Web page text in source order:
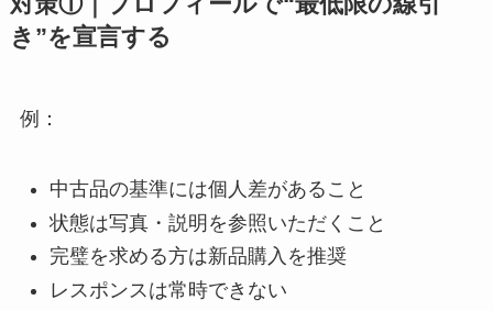
き”を宣言する
例：
中古品の基準には個人差があること
状態は写真・説明を参照いただくこと
完璧を求める方は新品購入を推奨
レスポンスは常時できない